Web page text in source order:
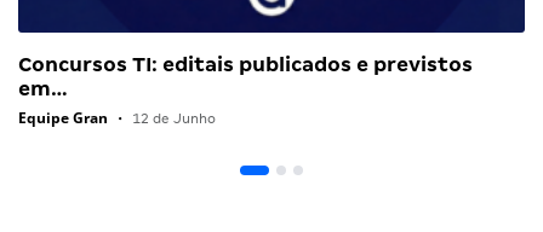
Concursos TI: editais publicados e previstos
em…
Equipe Gran • 12 de Junho